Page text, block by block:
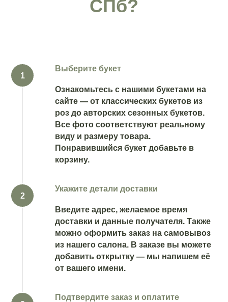
СПб?
Выберите букет
Ознакомьтесь с нашими букетами на
сайте — от классических букетов из
роз до авторских сезонных букетов.
Все фото соответствуют реальному
виду и размеру товара.
Понравившийся букет добавьте в
корзину.
Укажите детали доставки
Введите адрес, желаемое время
доставки и данные получателя. Также
можно оформить заказ на самовывоз
из нашего салона. В заказе вы можете
добавить открытку — мы напишем её
от вашего имени.
Подтвердите заказ и оплатите